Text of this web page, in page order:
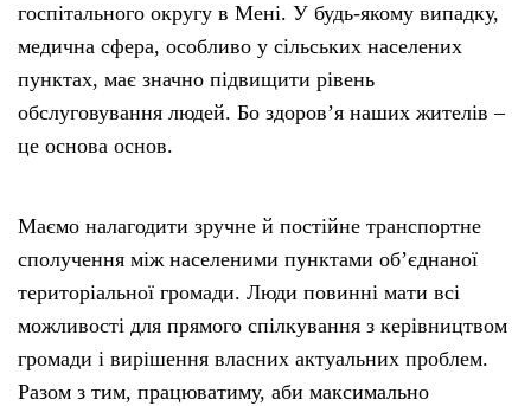
госпітального округу в Мені. У будь-якому випадку,
медична сфера, особливо у сільських населених
пунктах, має значно підвищити рівень
обслуговування людей. Бо здоров’я наших жителів –
це основа основ.
Маємо налагодити зручне й постійне транспортне
сполучення між населеними пунктами об’єднаної
територіальної громади. Люди повинні мати всі
можливості для прямого спілкування з керівництвом
громади і вирішення власних актуальних проблем.
Разом з тим, працюватиму, аби максимально